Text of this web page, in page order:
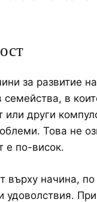
за развитие
семейства, в
или други
Това не
е по-висок.
върху начина,
удоволствия.